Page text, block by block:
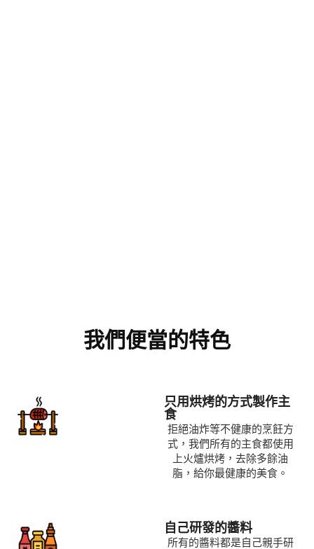
我們便當的特色
只用烘烤的方式製作主
食
拒絕油炸等不健康的烹飪方
式，我們所有的主食都使用
上火爐烘烤，去除多餘油
脂，給你最健康的美食。
自己研發的醬料
所有的醬料都是自己親手研